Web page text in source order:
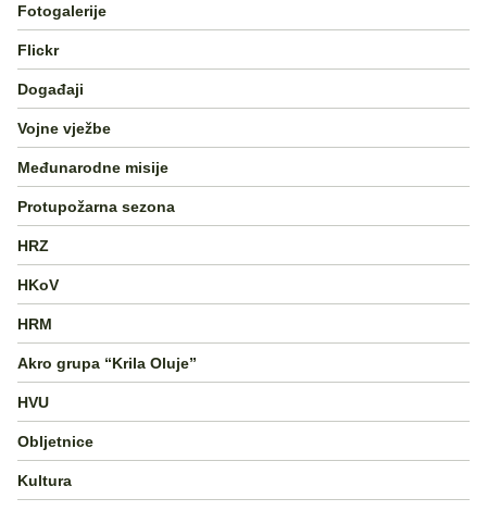
Fotogalerije
Flickr
Događaji
Vojne vježbe
Međunarodne misije
Protupožarna sezona
HRZ
HKoV
HRM
Akro grupa “Krila Oluje”
HVU
Obljetnice
Kultura